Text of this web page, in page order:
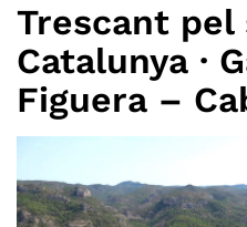
Trescant pel
Catalunya ·
Figuera –